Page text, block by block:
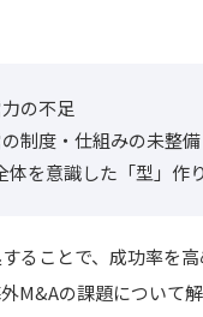
の不足
制度・仕組みの未整備
体を意識した「型」作
ることで、成功率を
M&Aの課題について解